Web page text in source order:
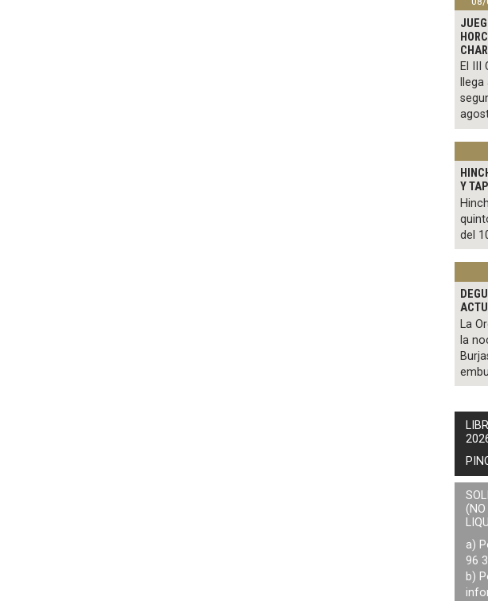
El III
llega
Y
del
La
la
a)
96
b)